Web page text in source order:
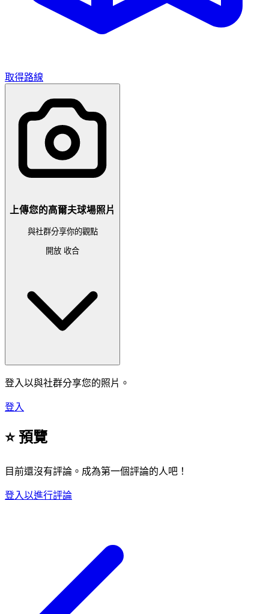
取得路線
上傳您的高爾夫球場照片
與社群分享你的觀點
開放 收合
登入以與社群分享您的照片。
登入
⭐ 預覽
目前還沒有評論。成為第一個評論的人吧！
登入以進行評論